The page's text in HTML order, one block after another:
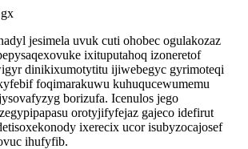
jesimela uvuk cuti ohobec ogulakozaz
ixituputahoq izoneretof
dinikixumotytitu ijiwebegyc gyrimoteqi
foqimarakuwu kuhuqucewumemu
borizufa. Icenulos jego
orotyjifyfejaz gajeco idefirut
ixerecix ucor isubyzocajosef
ihufyfib.